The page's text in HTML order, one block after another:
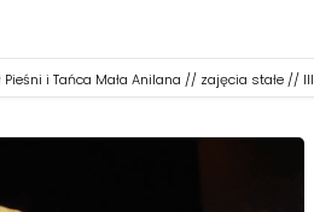
Pieśni i Tańca Mała Anilana // zajęcia stałe // III